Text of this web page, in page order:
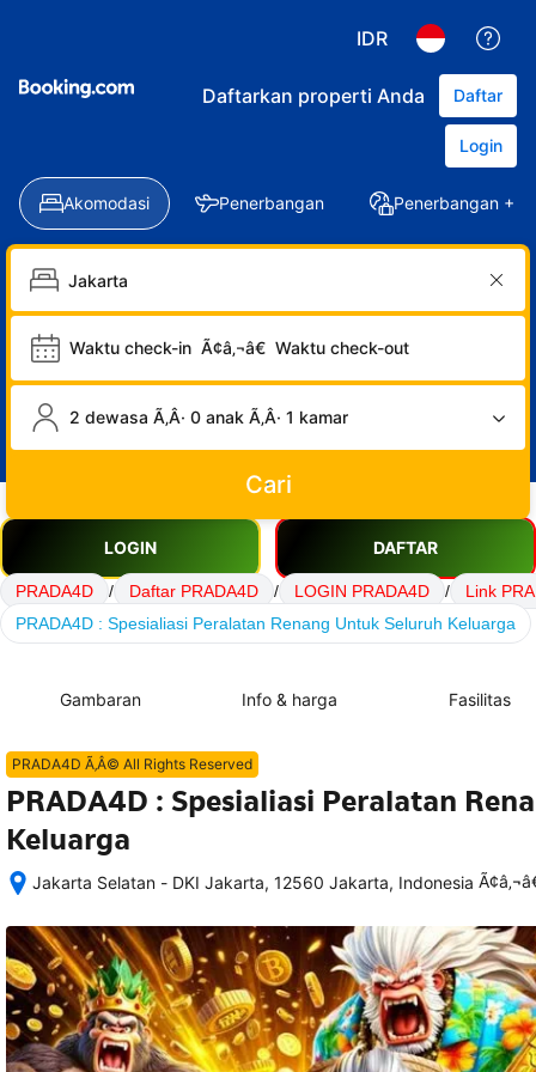
IDR
Daftarkan properti Anda Daftar
Login
Akomodasi Penerbangan Penerbangan +
Waktu check-in Ã¢â‚¬â€ Waktu check-out
2 dewasa Ã‚Â· 0 anak Ã‚Â· 1 kamar
Cari
LOGIN DAFTAR
PRADA4D / Daftar PRADA4D / LOGIN PRADA4D /
Link
PRADA4D : Spesialiasi Peralatan Renang Untuk Seluruh Keluarga
Gambaran Info & harga Fasilitas
PRADA4D Ã‚Â© All Rights Reserved
PRADA4D : Spesialiasi Peralatan
Keluarga
Jakarta Selatan - DKI Jakarta, 12560 Jakarta, Indonesia
memesan,
semua
rincian
akomodasi
termasuk
nomor